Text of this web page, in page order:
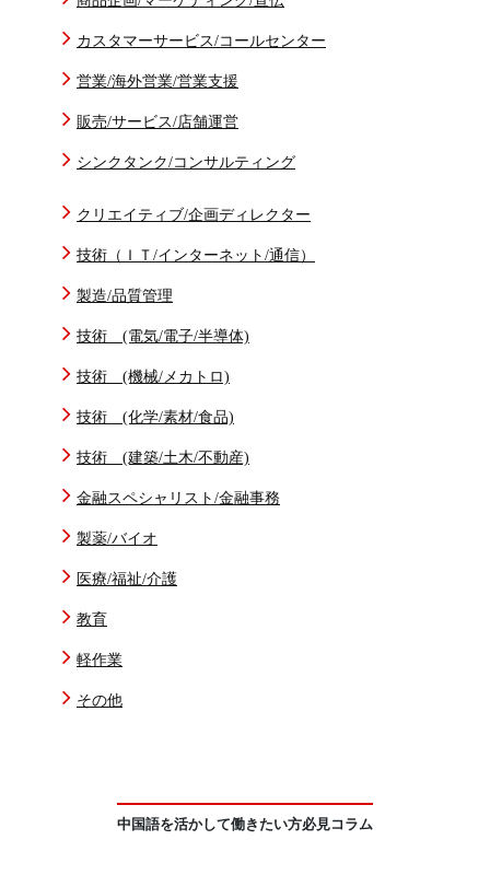
カスタマーサービス/コールセンター
営業/海外営業/営業支援
販売/サービス/店舗運営
シンクタンク/コンサルティング
クリエイティブ/企画ディレクター
技術（ＩＴ/インターネット/通信）
製造/品質管理
技術 (電気/電子/半導体)
技術 (機械/メカトロ)
技術 (化学/素材/食品)
技術 (建築/土木/不動産)
金融スペシャリスト/金融事務
製薬/バイオ
医療/福祉/介護
教育
軽作業
その他
中国語を活かして働きたい方必見コラム